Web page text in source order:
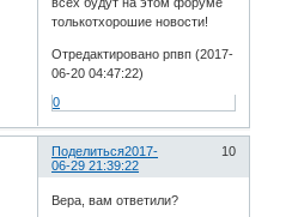
толькотхорошие новости!
Отредактировано рпвп (2017-
06-20 04:47:22)
0
Поделиться 10
2017-
06-29 21:39:22
Вера, вам ответили?